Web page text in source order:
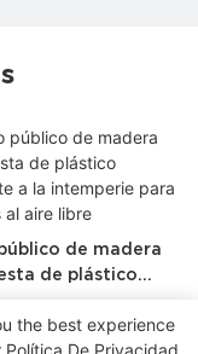
de madera
de plástico
al aire libre
the best experience
Política De Privacidad